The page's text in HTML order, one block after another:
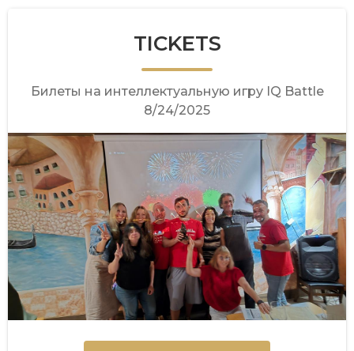
TICKETS
Билеты на интеллектуальную игру IQ Battle
8/24/2025